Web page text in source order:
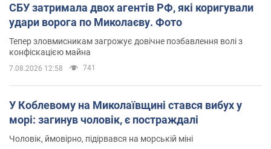
СБУ затримала двох агентів РФ, які коригували
удари ворога по Миколаєву. Фото
Тепер зловмисникам загрожує довічне позбавлення волі з
конфіскацією майна
7.08.2026 12:58 741
У Коблевому на Миколаївщині стався вибух у
морі: загинув чоловік, є постраждалі
Чоловік, ймовірно, підірвався на морській міні